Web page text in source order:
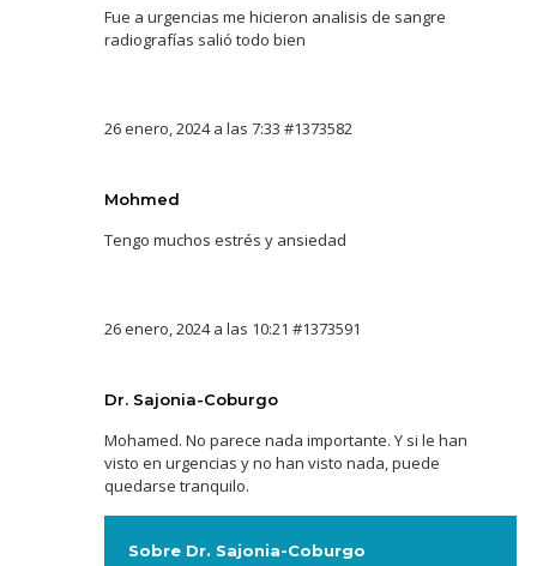
Fue a urgencias me hicieron analisis de sangre
radiografías salió todo bien
26 enero, 2024 a las 7:33 #1373582
Mohmed
Tengo muchos estrés y ansiedad
26 enero, 2024 a las 10:21 #1373591
Dr. Sajonia-Coburgo
Mohamed. No parece nada importante. Y si le han
visto en urgencias y no han visto nada, puede
quedarse tranquilo.
Sobre Dr. Sajonia-Coburgo